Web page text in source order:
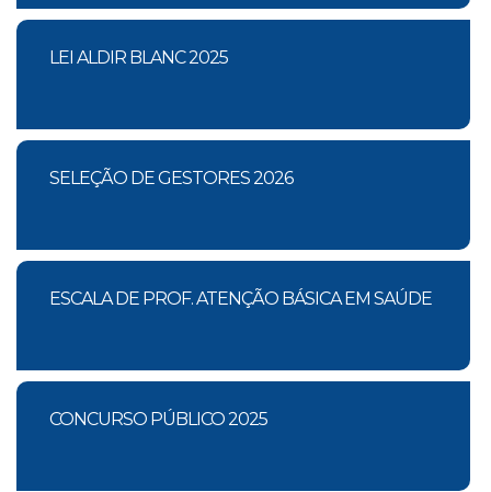
LEI ALDIR BLANC 2025
SELEÇÃO DE GESTORES 2026
ESCALA DE PROF. ATENÇÃO BÁSICA EM SAÚDE
CONCURSO PÚBLICO 2025